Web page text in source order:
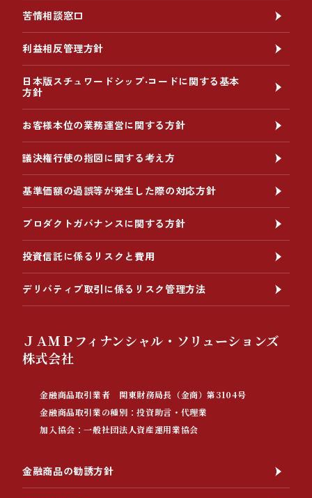
苦情相談窓口
利益相反管理方針
日本版スチュワードシップ‧コードに関する基本
方針
お客様本位の業務運営に関する方針
議決権行使の指図に関する考え方
基準価額の過誤等が発生した際の対応方針
プロダクトガバナンスに関する方針
投資信託に係るリスクと費用
デリバティブ取引に係るリスク管理方法
ＪＡＭＰフィナンシャル・ソリューションズ
株式会社
金融商品取引業者 関東財務局長（金商）第3104号
金融商品取引業の種別：投資助言・代理業
加入協会：一般社団法人資産運用業協会
金融商品の勧誘方針